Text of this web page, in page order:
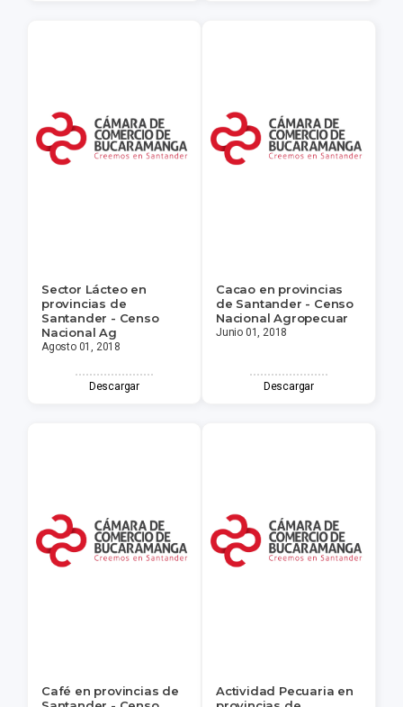
Sector Lácteo en
provincias de
Santander - Censo
Nacional Ag
Agosto 01, 2018
Descargar
Cacao en provincias
de Santander - Censo
Nacional Agropecuar
Junio 01, 2018
Descargar
Café en provincias de
Actividad Pecuaria en